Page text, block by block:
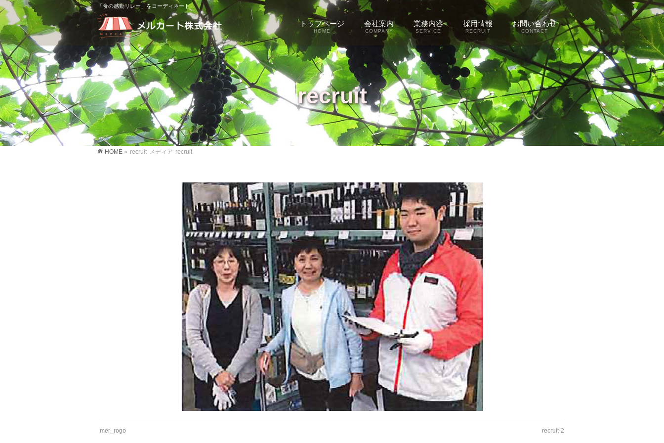
「食の感動リレー」をコーディネート
トップページ
HOME
会社案内
COMPANY
業務内容
SERVICE
採用情報
RECRUIT
お問い合わせ
CONTACT
recruit
HOME » recruit メディア recruit
mer_rogo recruit-2